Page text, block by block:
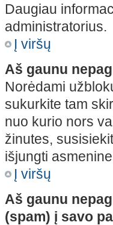
Daugiau
administratorius.
Į viršų
Aš gaunu
Norėdami
sukurkite tam
nuo kurio nors
žinutes,
išjungti
Į viršų
Aš gaunu
(spam) į savo